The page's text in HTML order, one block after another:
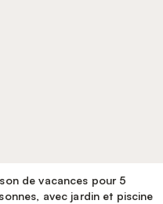
de vacances pour 5
avec jardin et piscine